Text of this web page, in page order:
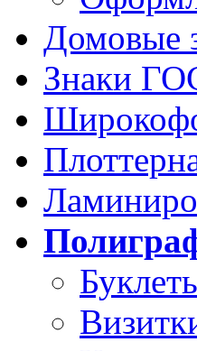
Домовые
Знаки